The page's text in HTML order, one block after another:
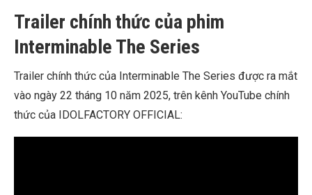
Trailer chính thức của phim
Interminable The Series
Trailer chính thức của Interminable The Series được ra mắt
vào ngày 22 tháng 10 năm 2025, trên kênh YouTube chính
thức của IDOLFACTORY OFFICIAL: